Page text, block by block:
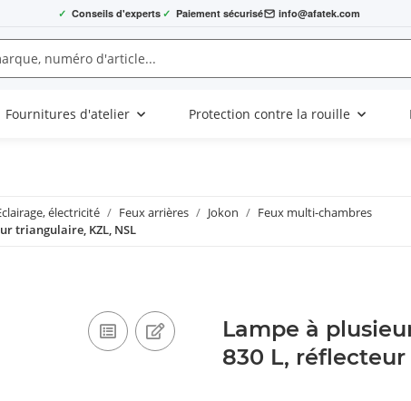
✓ Conseils d'experts ✓ Paiement sécurisé info@afatek.com
Fournitures d'atelier Protection contre la rouille
électricité Feux arrières Jokon
Feux multi-chambres
triangulaire, KZL, NSL
Lampe à
830 L,